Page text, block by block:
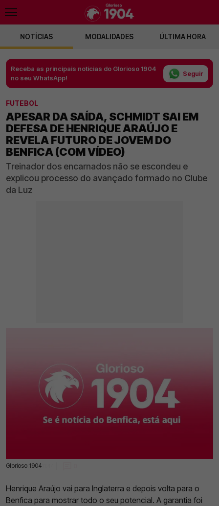
NOTÍCIAS MODALIDADES ÚLTIMA HORA
Receba as principais notícias do Glorioso 1904
no seu WhatsApp!
Seguir
FUTEBOL
APESAR DA SAÍDA, SCHMIDT SAI EM
DEFESA DE HENRIQUE ARAÚJO E
REVELA FUTURO DE JOVEM DO
BENFICA (COM VÍDEO)
Treinador dos encarnados não se escondeu e
explicou processo do avançado formado no Clube
da Luz
Glorioso 1904
20 Jan 2023 | 11:44 |
Henrique Araújo vai para Inglaterra e depois volta para o
Benfica para mostrar todo o seu potencial. A garantia foi